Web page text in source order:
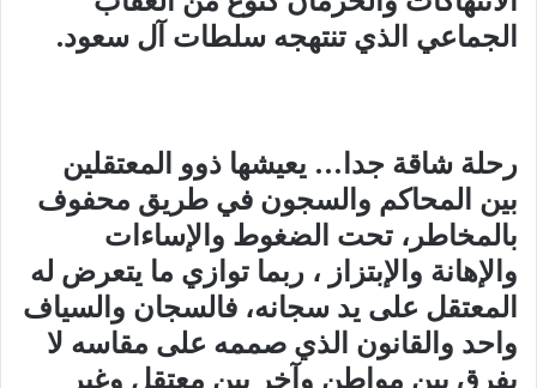
الجماعي الذي تنتهجه سلطات آل سعود.
رحلة شاقة جدا… يعيشها ذوو المعتقلين
بين المحاكم والسجون في طريق محفوف
بالمخاطر، تحت الضغوط والإساءات
والإهانة والإبتزاز ، ربما توازي ما يتعرض له
المعتقل على يد سجانه، فالسجان والسياف
واحد والقانون الذي صممه على مقاسه لا
يفرق بين مواطن وآخر بين معتقل وغير